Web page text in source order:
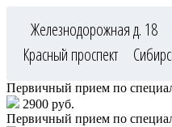
Железнодорожная д. 18
Красный проспект
Первичный прием по
2900 руб.
Первичный прием по